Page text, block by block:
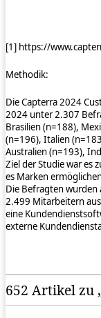
[1] https://
Methodik:
Die Capterra 2024
2024 unter 2.307
Brasilien (n=188),
(n=196), Italien
Australien (n=193),
Ziel der Studie war es
es Marken
Die Befragten
2.499 Mitarbeitern
eine
externe
652 Artikel zu